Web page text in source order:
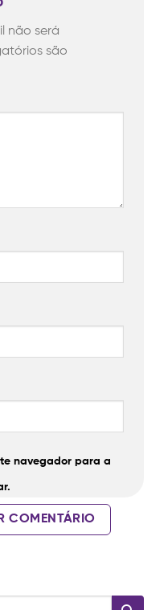
não será
são
navegador para a